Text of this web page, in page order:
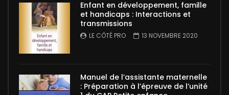
Enfant en développement, famille
et handicaps : Interactions et
transmissions
LE CÔTÉ PRO 13 NOVEMBRE 2020
Manuel de l’assistante maternelle
: Préparation à l’épreuve de l’unité